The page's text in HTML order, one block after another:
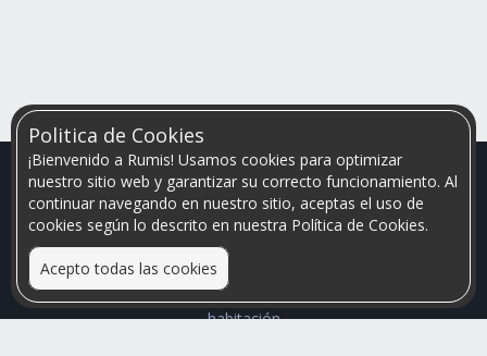
Politica de Cookies
¡Bienvenido a Rumis! Usamos cookies para optimizar
nuestro sitio web y garantizar su correcto funcionamiento. Al
continuar navegando en nuestro sitio, aceptas el uso de
cookies según lo descrito en nuestra Política de Cookies.
Acepto todas las cookies
Relacionamos personas que arriendan con las que buscan una
habitación